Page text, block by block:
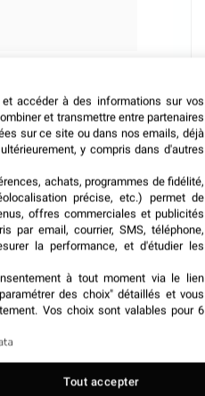
2% de l’espace
l’événement, les
de précaution
accéder à des informations sur vos
et transmettre entre partenaires
sur ce site ou dans nos emails, déjà
y compris dans d'autres
achats, programmes de fidélité,
précise, etc.) permet de
offres commerciales et publicités
par email, courrier, SMS, téléphone,
la performance, et d'étudier les
à tout moment via le lien
des choix" détaillés et vous
Vos choix sont valables pour 6
Tout accepter